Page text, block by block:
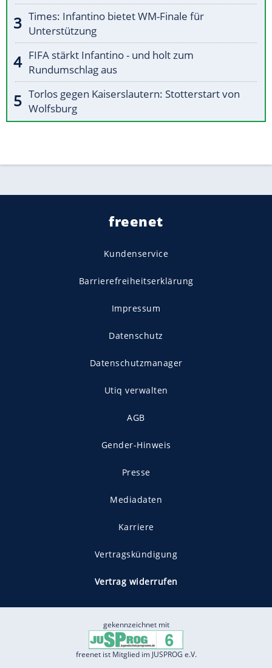
Times: Infantino bietet WM-Finale für
Unterstützung
FIFA stärkt Infantino - und holt zum
Rundumschlag aus
Torlos gegen Kaiserslautern: Stotterstart von
Wolfsburg
freenet
Kundenservice
Barrierefreiheitserklärung
Impressum
Datenschutz
Datenschutzmanager
Utiq verwalten
AGB
Gender-Hinweis
Presse
Mediadaten
Karriere
Vertragskündigung
Vertrag widerrufen
gekennzeichnet mit
freenet ist Mitglied im JUSPROG e.V.